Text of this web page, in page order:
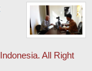
All Right